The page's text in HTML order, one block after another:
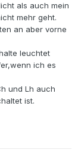
als auch mein
mehr geht.
an aber vorne
leuchtet
ich es
und Lh auch
ist.